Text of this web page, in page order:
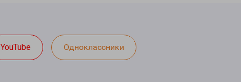
YouTube Одноклассники